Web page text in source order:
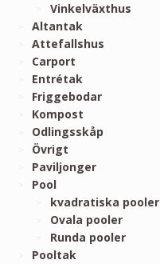
Vinkelväxthus
Altantak
Attefallshus
Carport
Entrétak
Friggebodar
Kompost
Odlingsskåp
Övrigt
Paviljonger
Pool
kvadratiska pooler
Ovala pooler
Runda pooler
Pooltak